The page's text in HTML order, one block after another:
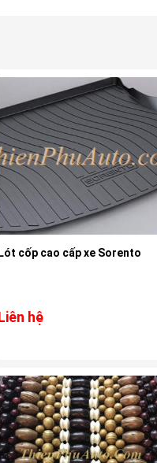
Lót cốp cao cấp xe Sorento
hệ